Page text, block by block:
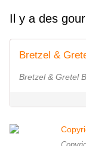
Il y a des
Bretzel &
Bretzel & Gretel